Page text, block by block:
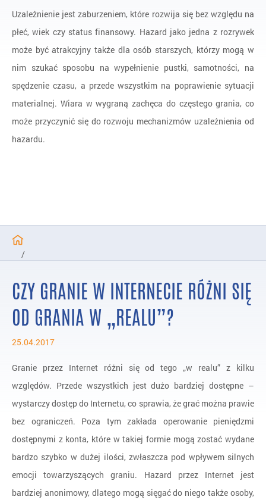
FAQ
Uzależnienie jest zaburzeniem, które rozwija się bez względu na
płeć, wiek czy status finansowy. Hazard jako jedna z rozrywek
może być atrakcyjny także dla osób starszych, którzy mogą w
nim szukać sposobu na wypełnienie pustki, samotności, na
spędzenie czasu, a przede wszystkim na poprawienie sytuacji
materialnej. Wiara w wygraną zachęca do częstego grania, co
może przyczynić się do rozwoju mechanizmów uzależnienia od
hazardu.
/
/
Badania nad hazardem
/
Pytania i Odpowiedzi
CZY GRANIE W INTERNECIE RÓŻNI SIĘ
OD GRANIA W „REALU”?
25.04.2017
Granie przez Internet różni się od tego „w realu” z kilku
względów. Przede wszystkich jest dużo bardziej dostępne –
wystarczy dostęp do Internetu, co sprawia, że grać można prawie
bez ograniczeń. Poza tym zakłada operowanie pieniędzmi
dostępnymi z konta, które w takiej formie mogą zostać wydane
bardzo szybko w dużej ilości, zwłaszcza pod wpływem silnych
emocji towarzyszących graniu. Hazard przez Internet jest
bardziej anonimowy, dlatego mogą sięgać do niego także osoby,